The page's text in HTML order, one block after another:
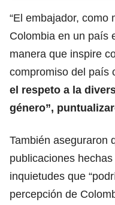
“El embajador, como
Colombia en un país
manera que inspire
compromiso del país
el respeto a la
género”,
También aseguraron
publicaciones
inquietudes que
percepción de